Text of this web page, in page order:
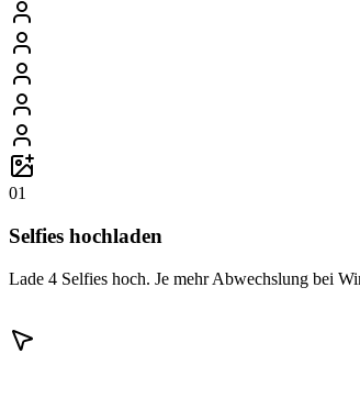
01
Selfies hochladen
Lade 4 Selfies hoch. Je mehr Abwechslung bei